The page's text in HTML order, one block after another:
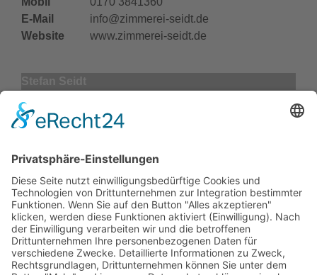
E-Mail
Website
info@zimmerei-seidt.de
www.zimmerei-seidt.de
Stefan Seidt
Zimmerermeister, Bautechniker (staatl. geprüft),
Kranarbeiten
Arbeitserleichterung für Handwerker und
Privatpersonen.
>Weitere Infos